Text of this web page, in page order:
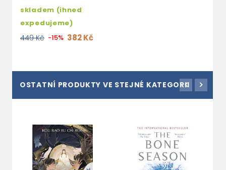
skladem (ihned
expedujeme)
449 Kč -15% 382 Kč
OSTATNÍ PRODUKTY VE STEJNÉ KATEGORII